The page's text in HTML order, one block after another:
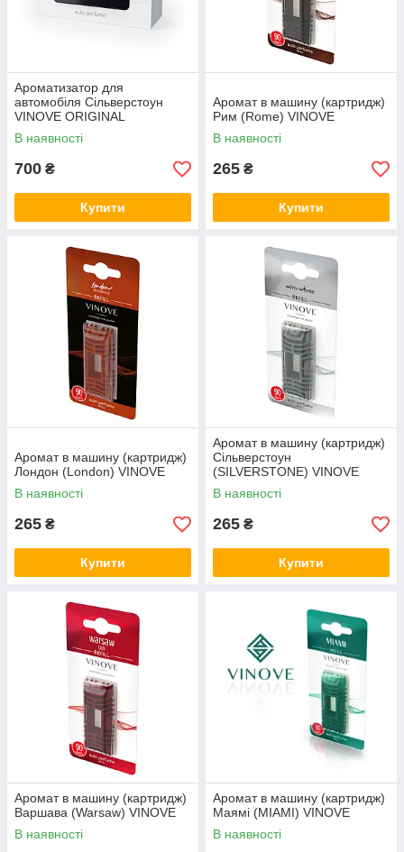
Ароматизатор для
автомобіля Сільверстоун
VINOVE ORIGINAL
В наявності
700 ₴
Купити
Аромат в машину (картридж)
Рим (Rome) VINOVE
В наявності
265 ₴
Купити
Аромат в машину (картридж)
Лондон (London) VINOVE
В наявності
265 ₴
Купити
Аромат в машину (картридж)
Сільверстоун
(SILVERSTONE) VINOVE
В наявності
265 ₴
Купити
Аромат в машину (картридж)
Варшава (Warsaw) VINOVE
В наявності
Аромат в машину (картридж)
Маямі (MIAMI) VINOVE
В наявності